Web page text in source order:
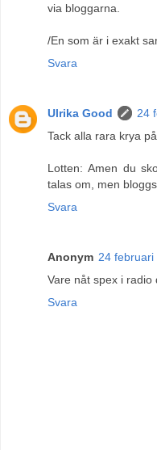
via bloggarna.
/En som är i exakt
Svara
Ulrika Good
24
Tack alla rara krya
Lotten: Amen du
talas om, men
Svara
Anonym 24 februari
Vare nåt spex i radio
Svara